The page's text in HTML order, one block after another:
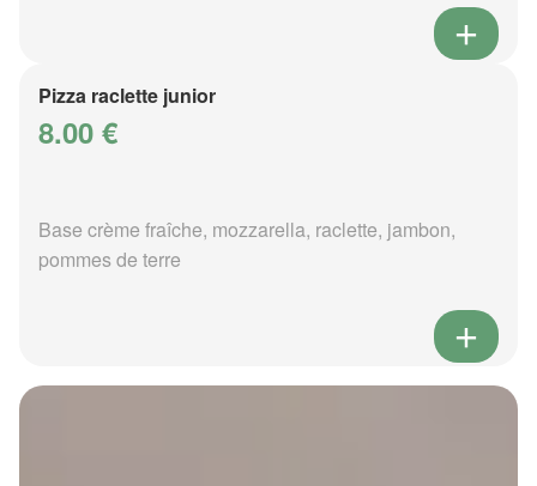
Pizza raclette junior
8.00 €
Base crème fraîche, mozzarella, raclette, jambon,
pommes de terre